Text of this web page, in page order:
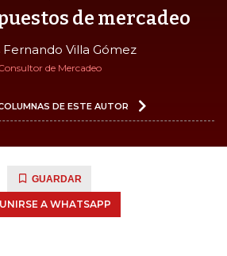
de mercadeo
Fernando Villa Gómez
de Mercadeo
DE ESTE AUTOR
GUARDAR
UNIRSE A WHATSAPP